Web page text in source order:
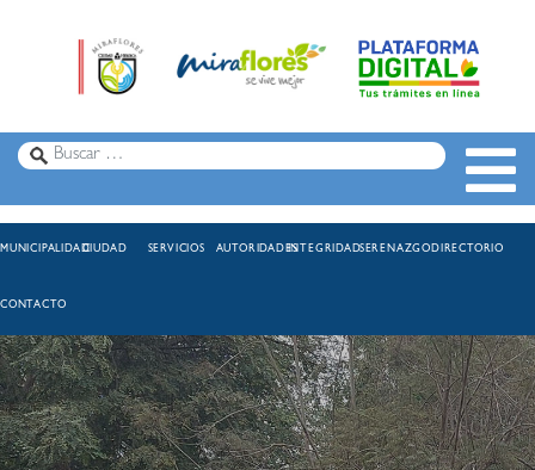
MUNICIPALIDADCIUDAD SERVICIOS AUTORIDADESINTEGRIDADSERENAZGODIRECTORIO
CONTACTO